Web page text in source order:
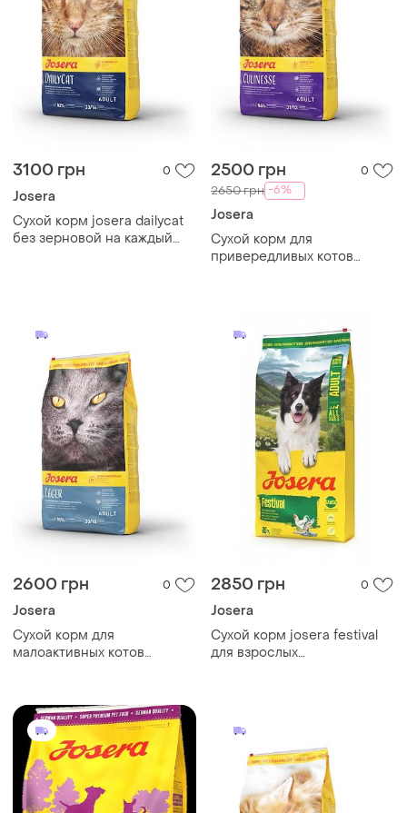
3100 грн 0
Josera
Сухой корм josera dailycat
без зерновой на каждый
2500 грн 0
2650 грн -6%
Josera
Сухой корм для
привередливых котов
2600 грн 0
Josera
Сухой корм для
малоактивных котов
кг
2850 грн 0
Josera
Сухой корм josera festival
для взрослых